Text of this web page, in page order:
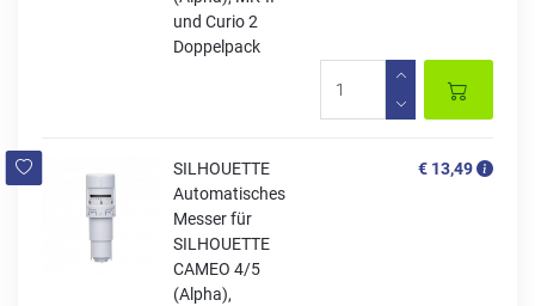
und Curio 2
Doppelpack
SILHOUETTE
Automatisches
Messer für
SILHOUETTE
CAMEO 4/5
(Alpha),
€ 13,49